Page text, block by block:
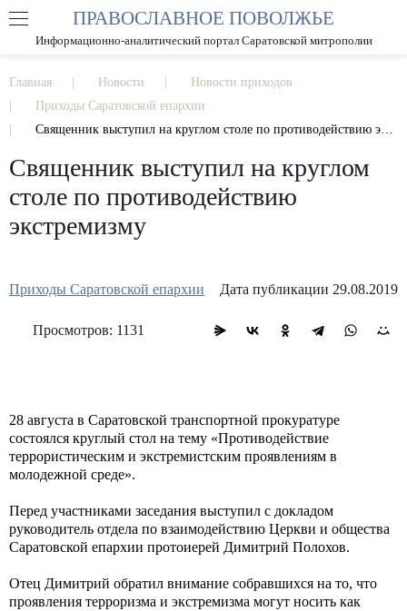
РАЗМЕР ШРИФТА А А
ПРАВОСЛАВНОЕ ПОВОЛЖЬЕ
Информационно-аналитический портал Саратовской митрополии
Главная Новости
Новости приходов
Приходы Саратовской епархии
Священник выступил на круглом столе по противодействию экстремизму
Священник выступил на круглом
столе по противодействию
экстремизму
Приходы Саратовской епархии Дата публикации 29.08.2019
Просмотров: 1131
28 августа в Саратовской транспортной прокуратуре
состоялся круглый стол на тему «Противодействие
террористическим и экстремистским проявлениям в
молодежной среде».
Перед участниками заседания выступил с докладом
руководитель отдела по взаимодействию Церкви и общества
Саратовской епархии протоиерей Димитрий Полохов.
Отец Димитрий обратил внимание собравшихся на то, что
проявления терроризма и экстремизма могут носить как